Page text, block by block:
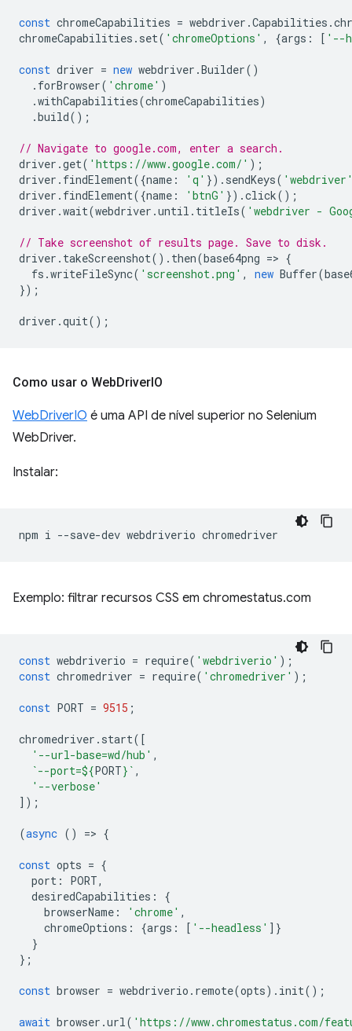
const chromeCapabilities = webdriver .Capabilities .
chromeCapabilities . set( 'chromeOptions' , {args : [ '--
const driver = new webdriver .Builder()
. forBrowser( 'chrome' )
.withCapabilities(chromeCapabilities)
.build();
// Navigate to google.com, enter a search.
driver .get( 'https://www.google.com/' );
driver . findElement({name : 'q' }). sendKeys(
driver . findElement({name : 'btnG' }).click();
driver .wait(webdriver .until . titleIs( 'webdriver -
// Take screenshot of results page. Save to disk.
driver . takeScreenshot(). then(base64png => {
fs .writeFileSync( 'screenshot.png' , new Buffer(
});
driver .quit();
Como usar o WebDriverIO
WebDriverIO é uma API de nível superior no Selenium
WebDriver.
Instalar:
npm i --save-dev webdriverio
Exemplo: filtrar recursos CSS em chromestatus.com
const webdriverio = require( 'webdriverio' );
const chromedriver = require( 'chromedriver' );
const PORT = 9515 ;
chromedriver . start([
'--url-base=wd/hub' ,
`--port=${PORT} ` ,
'--verbose'
]);
(async () => {
const opts = {
port : PORT,
desiredCapabilities :
{
browserName : 'chrome' ,
chromeOptions : {args : [ '--headless' ]}
}
};
const browser = webdriverio . remote(opts). init();
await browser .url( 'https://www.chromestatus.com/